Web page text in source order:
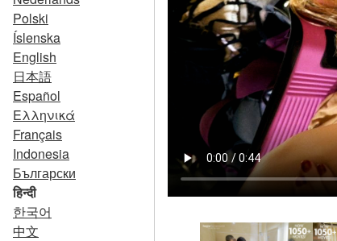
Polski
Íslenska
English
日本語
Español
Ελληνικά
Français
Indonesia
Български
हिन्दी
한국어
中文